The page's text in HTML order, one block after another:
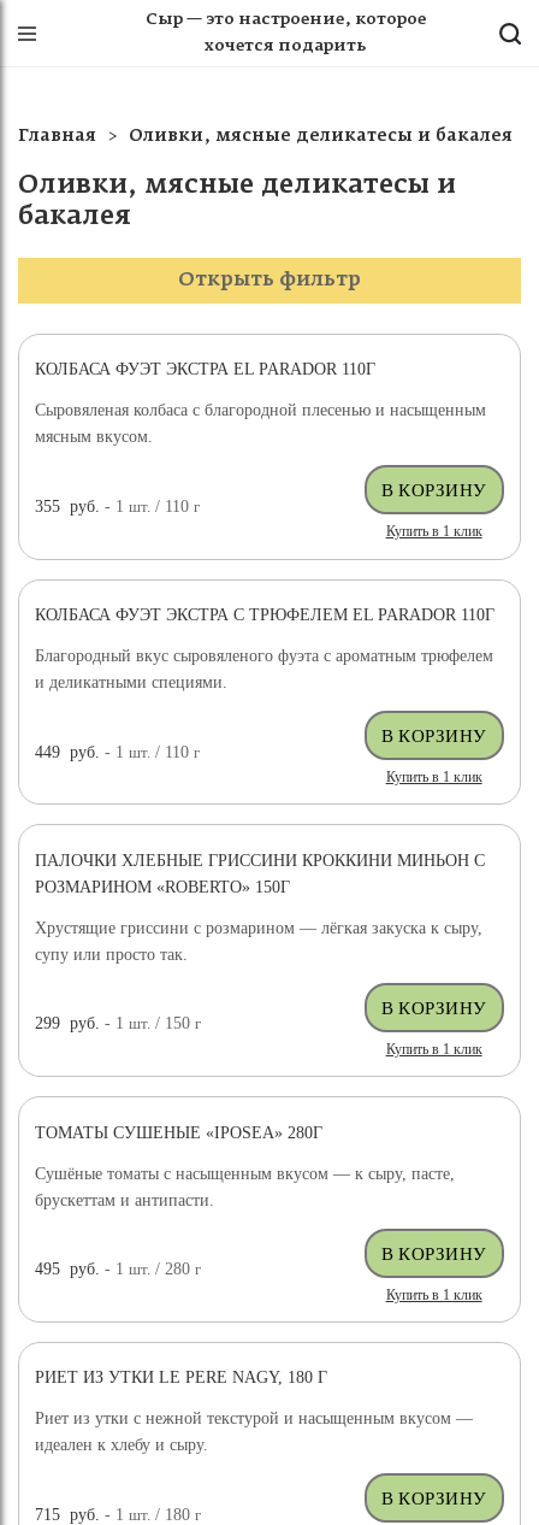
Сыр — это настроение, которое
хочется подарить
Главная Оливки, мясные деликатесы и бакалея
Оливки, мясные деликатесы и
бакалея
Открыть фильтр
КОЛБАСА ФУЭТ ЭКСТРА EL PARADOR 110Г
Сыровяленая колбаса с благородной плесенью и насыщенным
мясным вкусом.
355 руб. - 1шт. / 110г
Купить в 1 клик
КОЛБАСА ФУЭТ ЭКСТРА С ТРЮФЕЛЕМ EL PARADOR 110Г
Благородный вкус сыровяленого фуэта с ароматным трюфелем
и деликатными специями.
449 руб. - 1шт. / 110г
Купить в 1 клик
ПАЛОЧКИ ХЛЕБНЫЕ ГРИССИНИ КРОККИНИ МИНЬОН С
РОЗМАРИНОМ «ROBERTO» 150Г
Хрустящие гриссини с розмарином — лёгкая закуска к сыру,
супу или просто так.
299 руб. - 1шт. / 150г
Купить в 1 клик
ТОМАТЫ СУШЕНЫЕ «IPOSEA» 280Г
Сушёные томаты с насыщенным вкусом — к сыру, пасте,
брускеттам и антипасти.
495 руб. - 1шт. / 280г
Купить в 1 клик
РИЕТ ИЗ УТКИ LE PERE NAGY, 180 Г
Риет из утки с нежной текстурой и насыщенным вкусом —
идеален к хлебу и сыру.
715 руб. - 1шт. / 180г